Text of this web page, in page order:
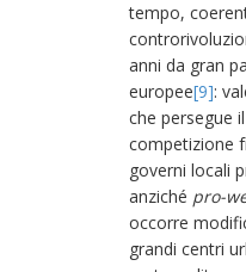
tempo,
anni da gran
europee[9]:
che persegue
competizione
governi locali
anziché pro-
occorre
grandi centri